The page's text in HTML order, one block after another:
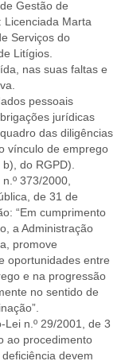
Gestão de
Licenciada Marta
Serviços do
Litígios.
nas suas faltas e
pessoais
jurídicas
das diligências
vínculo de emprego
do RGPD).
373/2000,
de 31 de
“Em cumprimento
a Administração
promove
oportunidades entre
e na progressão
no sentido de
n.º 29/2001, de 3
ao procedimento
devem